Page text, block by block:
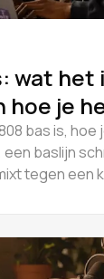
wat het
hoe je
bas is,
baslijn
tegen een